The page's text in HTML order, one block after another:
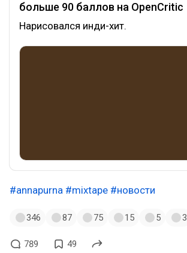
больше 90 баллов на OpenCritic
Нарисовался инди-хит.
#annapurna #mixtape #новости
346 87 75 15 5 3
789 49